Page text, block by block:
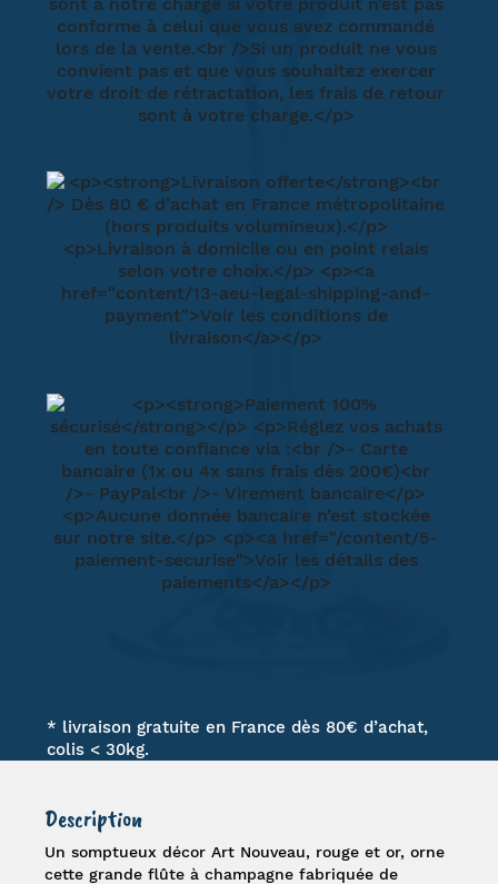
* livraison gratuite en France dès 80€ d’achat,
colis < 30kg.
Description
Un somptueux décor Art Nouveau, rouge et or, orne
cette grande flûte à champagne fabriquée de